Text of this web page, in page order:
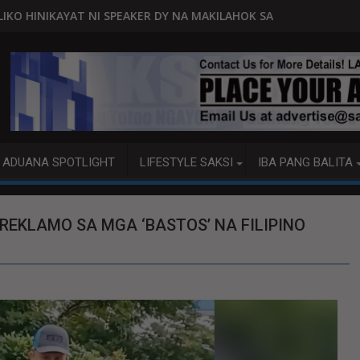
DY NA MAKILAHOK SA PAGBUO NG MGA BATAS
MALACAÑANG PINAAARAL NA SA
ADUANA SPOTLIGHT LIFESTYLE SAKSI IBA PANG BALITA
SA MGA ‘BASTOS’ NA FILIPINO